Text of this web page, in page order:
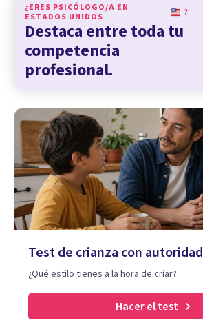
¿ERES PSICÓLOGO/A EN
ESTADOS UNIDOS
?
Destaca entre toda tu
competencia
profesional.
Test de crianza con autoridad
¿Qué estilo tienes a la hora de criar?
Hacer el test